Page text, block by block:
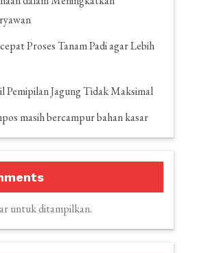
Proses Tanam Padi agar Lebih
Pemipilan Jagung Tidak Maksimal
masih bercampur bahan kasar
untuk ditampilkan.